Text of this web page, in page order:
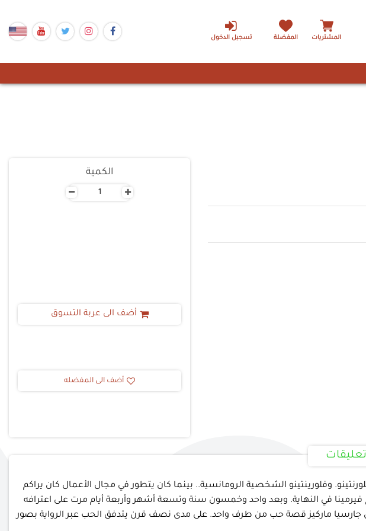
تسجيل الدخول المشتريات المفضلة
الكمية
- +
أضف الى عربة التسوق
أضف الى المفضله
تعليقات
وفلورينتينو الشخصية الرومانسية.. بينما كان يتطور في مجال الأعمال كان يراكم
لفيرمينا وحدها. يموت زوج فيرمينا في النهاية. وبعد واحد وخمسون سنة وتسعة أشهر وأربعة أيام مرت على اعترافه
جارسيا ماركيز قصة حب من طرف واحد. على مدى نصف قرن يتدفق الحب عبر الرواية بصور